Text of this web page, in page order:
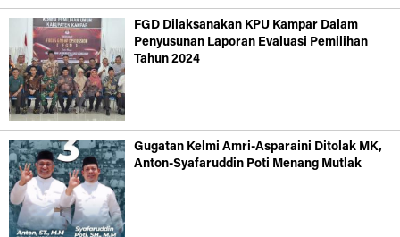
FGD Dilaksanakan KPU Kampar Dalam
Penyusunan Laporan Evaluasi Pemilihan
Tahun 2024
Gugatan Kelmi Amri-Asparaini Ditolak MK,
Anton-Syafaruddin Poti Menang Mutlak